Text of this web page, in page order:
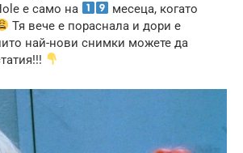
е само на
месеца, когато
Тя вече е пораснала и дори е
най-нови снимки можете да